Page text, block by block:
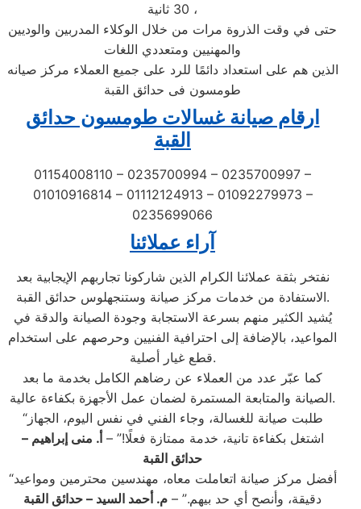
30 ثانية ،
حتى في وقت الذروة مرات من خلال الوكلاء المدربين والوديين
والمهنيين ومتعددي اللغات
الذين هم على استعداد دائمًا للرد على جميع العملاء مركز صيانه
طومسون فى حدائق القبة
ارقام صيانة غسالات طومسون حدائق
القبة
01154008110 – 0235700994 – 0235700997 –
01010916814 – 01112124913 – 01092279973 –
0235699066
آراء عملائنا
نفتخر بثقة عملائنا الكرام الذين شاركونا تجاربهم الإيجابية بعد
الاستفادة من خدمات مركز صيانة وستنجهلوس حدائق القبة.
يُشيد الكثير منهم بسرعة الاستجابة وجودة الصيانة والدقة في
المواعيد، بالإضافة إلى احترافية الفنيين وحرصهم على استخدام
قطع غيار أصلية.
كما عبّر عدد من العملاء عن رضاهم الكامل بخدمة ما بعد
الصيانة والمتابعة المستمرة لضمان عمل الأجهزة بكفاءة عالية.
“طلبت صيانة للغسالة، وجاء الفني في نفس اليوم، الجهاز
اشتغل بكفاءة تانية، خدمة ممتازة فعلًا!” – أ. منى إبراهيم –
حدائق القبة
“أفضل مركز صيانة اتعاملت معاه، مهندسين محترمين ومواعيد
دقيقة، وأنصح أي حد بيهم.” – م. أحمد السيد – حدائق القبة